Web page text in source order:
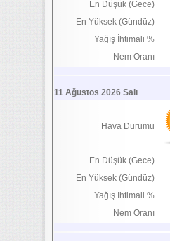
En Düşük (Gece)
En Yüksek (Gündüz)
Yağış İhtimali %
Nem Oranı
11 Ağustos 2026 Salı
Hava Durumu
En Düşük (Gece)
En Yüksek (Gündüz)
Yağış İhtimali %
Nem Oranı